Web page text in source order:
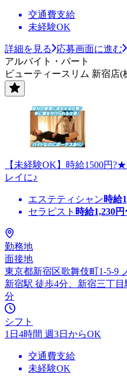
交通費支給
未経験OK
詳細を見る
応募画面に進む
アルバイト・パート
ビューティースリム 新宿店
【未経験OK】時給1500円
レイに♪
エステティシャン時給
セラピスト 時給1,230
勤務地
面接地
東京都新宿区歌舞伎町1-5-9
新宿駅 徒歩4分、新宿三丁
分
シフト
1日4時間 週3日からOK
交通費支給
未経験OK